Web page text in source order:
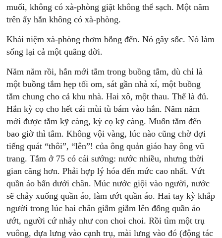
muối, không có xà-phòng giặt không thể sạch. Một năm
trên ấy hắn không có xà-phòng.
Khái niệm xà-phòng thơm bỗng đến. Nó gây sốc. Nó làm
sống lại cả một quãng đời.
Năm năm rồi, hắn mới tắm trong buồng tắm, dù chỉ là
một buồng tắm hẹp tối om, sát gần nhà xí, một buồng
tắm chung cho cả khu nhà. Hai xô, một thau. Thế là đủ.
Hắn kỳ cọ cho hết cái mùi tù bám vào hắn. Năm năm
mới được tắm kỹ càng, kỳ cọ kỹ càng. Muốn tắm đến
bao giờ thì tắm. Không vội vàng, lúc nào cũng chờ đợi
tiếng quát “thôi”, “lên”! của ông quản giáo hay ông vũ
trang. Tắm ở 75 có cái sướng: nước nhiều, nhưng thời
gian căng hơn. Phải hợp lý hóa đến mức cao nhất. Vứt
quần áo bẩn dưới chân. Múc nước giội vào người, nước
sẽ chảy xuống quần áo, làm ướt quần áo. Hai tay kỳ khắp
người trong lúc hai chân giẫm giẫm lên đống quần áo
ướt, người cứ nhảy như con choi choi. Rồi tìm một trụ
vuông, dựa lưng vào cạnh trụ, mài lưng vào đó (động tác